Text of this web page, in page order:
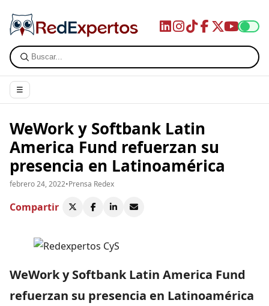
☰
WeWork y Softbank Latin
America Fund refuerzan su
presencia en Latinoamérica
febrero 24, 2022•Prensa Redex
Compartir
WeWork y Softbank Latin America Fund
refuerzan su presencia en Latinoamérica